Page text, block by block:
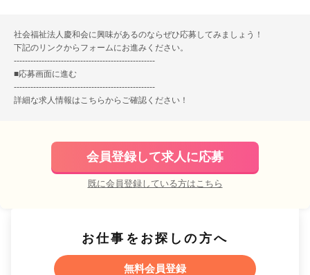
社会福祉法人慶和会に興味があるのならぜひ応募してみましょう！
下記のリンクからフォームにお進みください。
---------------------------------------------------
■応募画面に進む
---------------------------------------------------
詳細な求人情報はこちらからご確認ください！
会員登録して求人に応募
既に会員登録している方はこちら
お仕事をお探しの方へ
無料会員登録